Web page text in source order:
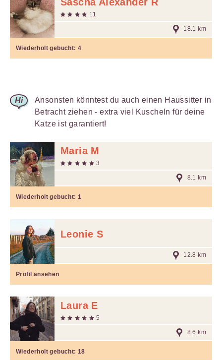
11
18.1 km
Wiederholt gebucht:4
Ansonsten könntest du auch einen Haussitter in
Betracht ziehen - extra viel Kuscheln für deine
Katze ist garantiert!
Maria M
3
8.1 km
Wiederholt gebucht:1
Leonie S
12.8 km
Profil ansehen
Laura E
5
8.6 km
Wiederholt gebucht:18